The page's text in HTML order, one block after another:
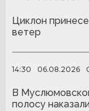
Циклон
ветер
14:30 06.08.2026
В
полосу